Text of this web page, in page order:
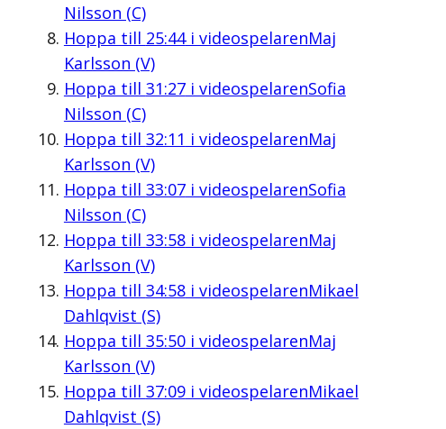
Nilsson (C)
Hoppa till 25:44i videospelarenMaj
Karlsson (V)
Hoppa till 31:27i videospelarenSofia
Nilsson (C)
Hoppa till 32:11 i videospelarenMaj
Karlsson (V)
Hoppa till 33:07i videospelarenSofia
Nilsson (C)
Hoppa till 33:58i videospelarenMaj
Karlsson (V)
Hoppa till 34:58i videospelarenMikael
Dahlqvist (S)
Hoppa till 35:50i videospelarenMaj
Karlsson (V)
Hoppa till 37:09i videospelarenMikael
Dahlqvist (S)